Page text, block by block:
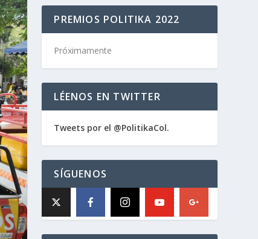
PREMIOS POLITIKA 2022
Próximamente
LÉENOS EN TWITTER
Tweets por el @PolitikaCol.
SÍGUENOS